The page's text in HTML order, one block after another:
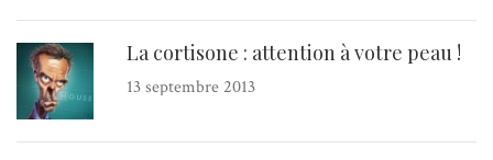
La cortisone : attention à votre peau !
13 septembre 2013